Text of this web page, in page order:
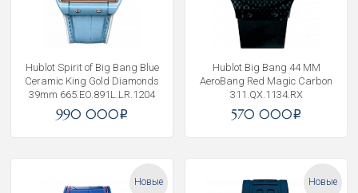
Hublot Spirit of Big Bang Blue
Ceramic King Gold Diamonds
39mm 665.EO.891L.LR.1204
990 000i
Hublot Big Bang 44 MM
AeroBang Red Magic Carbon
311.QX.1134.RX
570 000i
Новые Новые